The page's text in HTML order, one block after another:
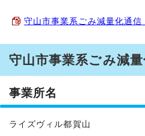
守山市事業系ごみ減量化通
守山市事業系ごみ減
事業所名
ライズヴィル都賀山